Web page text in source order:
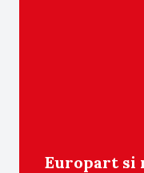
Europart si